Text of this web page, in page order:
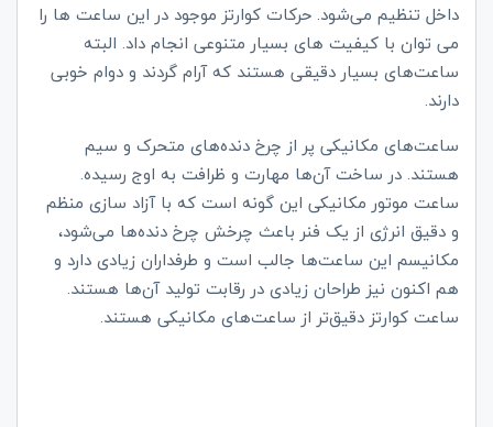
داخل تنظیم می‌شود. حرکات کوارتز موجود در این ساعت ها را
می توان با کیفیت های بسیار متنوعی انجام داد. البته
ساعت‌های بسیار دقیقی هستند که آرام گردند و دوام خوبی
دارند.
ساعت‌های مکانیکی پر از چرخ دنده‌های متحرک و سیم
هستند. در ساخت آن‌ها مهارت و ظرافت به اوج رسیده.
ساعت موتور مکانیکی این گونه است که با آزاد سازی منظم
و دقیق انرژی از یک فنر باعث چرخش چرخ دنده‌ها می‌شود،
مکانیسم این ساعت‌ها جالب است و طرفداران زیادی دارد و
هم اکنون نیز طراحان زیادی در رقابت تولید آن‌ها هستند.
ساعت‌ کوارتز دقیق‌تر از ساعت‌های مکانیکی هستند.